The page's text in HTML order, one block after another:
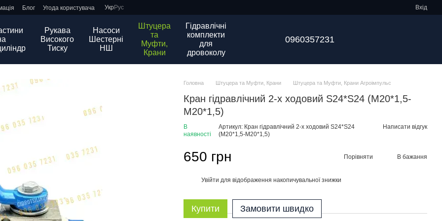
Блог Угода користувача УкрРус Вхід
Рукава
Високого
Тиску
Насоси
Шестерні
НШ
Штуцера
та
Муфти,
Крани
Гідравлічні
комплекти
для
дровоколу
0960357231
Головна Штуцера та Муфти, Крани Штуцера та Муфти, Крани Агроімпульс
Кран гідравлічний 2-х ходовий S24*S24 (М20*1,5-
М20*1,5)
В
наявності
Артикул: Кран гідравлічний 2-х ходовий S24*S24
(М20*1,5-М20*1,5)
Написати відгук
650 грн Порівняти В бажання
Увійти для відображення накопичувальної знижки
Купити Замовити швидко